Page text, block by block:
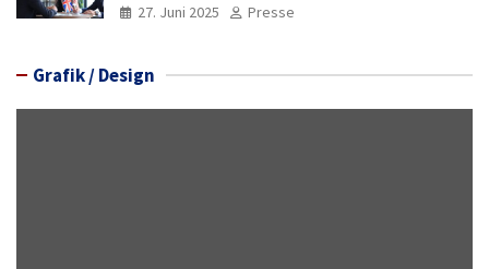
27. Juni 2025 Presse
Grafik / Design